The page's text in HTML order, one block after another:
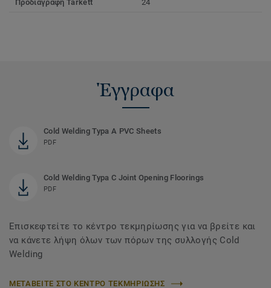
Προδιαγραφή Tarkett 24
Έγγραφα
Cold Welding Typa A PVC Sheets
PDF
Cold Welding Typa C Joint Opening Floorings
PDF
Επισκεφτείτε το κέντρο τεκμηρίωσης για να βρείτε και
να κάνετε λήψη όλων των πόρων της συλλογής Cold
Welding
ΜΕΤΑΒΕΙΤΕ ΣΤΟ ΚΕΝΤΡΟ ΤΕΚΜΗΡΙΩΣΗΣ